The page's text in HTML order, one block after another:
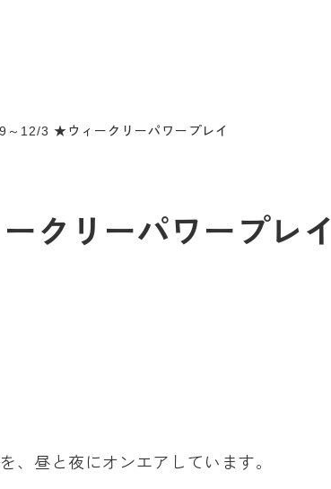
～12/3 ★ウィークリーパワープレイ
クリーパワープレイ
、昼と夜にオンエアしています。